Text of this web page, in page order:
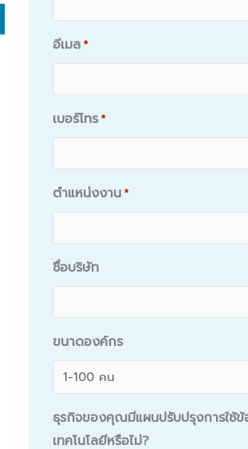
อีเมล *
เบอร์โทร *
ตำแหน่งงาน *
ชื่อบริษัท
ขนาดองค์กร
ธุรกิจของคุณมีแผนปรับปรุงการใช้
เทคโนโลยีหรือไม่?